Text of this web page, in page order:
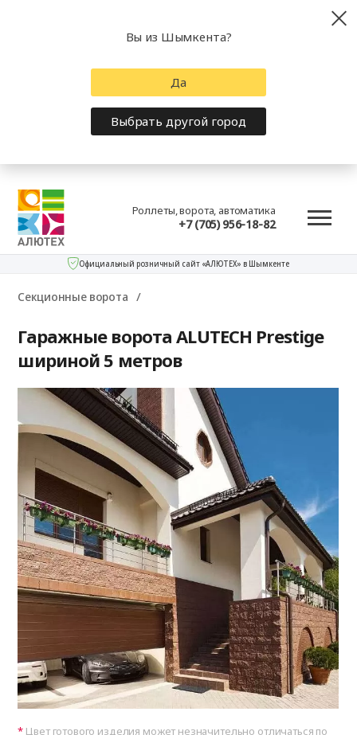
Роллеты, ворота, автоматика
+7 (705) 956-18-82
Официальный розничный сайт «АЛЮТЕХ» в Шымкенте
Секционные ворота
Гаражные ворота ALUTECH Prestige
шириной 5 метров
Цвет готового изделия может незначительно отличаться по
Вы из Шымкента?
Да
Выбрать другой город